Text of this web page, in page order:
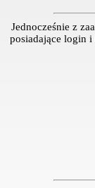
Jednocześnie z
posiadające login i